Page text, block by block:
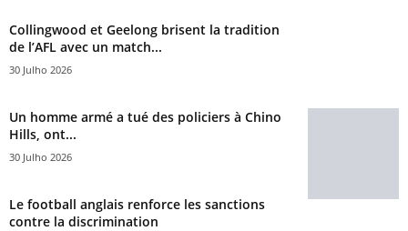
Collingwood et Geelong brisent la tradition
de l’AFL avec un match...
30 Julho 2026
Un homme armé a tué des policiers à Chino
Hills, ont...
30 Julho 2026
Le football anglais renforce les sanctions
contre la discrimination